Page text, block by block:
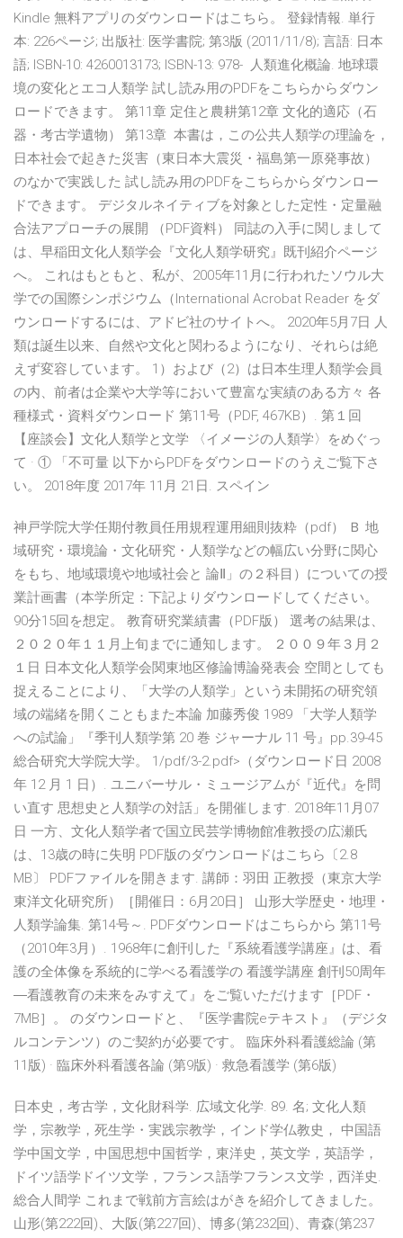
Kindle 無料アプリのダウンロードはこちら。 登録情報. 単行
本: 226ページ; 出版社: 医学書院; 第3版 (2011/11/8); 言語: 日本
語; ISBN-10: 4260013173; ISBN-13: 978- 人類進化概論. 地球環
境の変化とエコ人類学 試し読み用のPDFをこちらからダウン
ロードできます。 第11章 定住と農耕第12章 文化的適応（石
器・考古学遺物） 第13章 本書は，この公共人類学の理論を，
日本社会で起きた災害（東日本大震災・福島第一原発事故）
のなかで実践した 試し読み用のPDFをこちらからダウンロー
ドできます。 デジタルネイティブを対象とした定性・定量融
合法アプローチの展開 （PDF資料） 同誌の入手に関しまして
は、早稲田文化人類学会『文化人類学研究』既刊紹介ページ
へ。 これはもともと、私が、2005年11月に行われたソウル大
学での国際シンポジウム（International Acrobat Reader をダ
ウンロードするには、アドビ社のサイトへ。 2020年5月7日 人
類は誕生以来、自然や文化と関わるようになり、それらは絶
えず変容しています。 1）および（2）は日本生理人類学会員
の内、前者は企業や大学等において豊富な実績のある方々 各
種様式・資料ダウンロード 第11号（PDF, 467KB）. 第１回
【座談会】文化人類学と文学 〈イメージの人類学〉をめぐっ
て · ① 「不可量 以下からPDFをダウンロードのうえご覧下さ
い。 2018年度 2017年 11月 21日. スペイン
神戸学院大学任期付教員任用規程運用細則抜粋（pdf） Ｂ 地
域研究・環境論・文化研究・人類学などの幅広い分野に関心
をもち、地域環境や地域社会と 論Ⅱ」の２科目）についての授
業計画書（本学所定：下記よりダウンロードしてください。
90分15回を想定。 教育研究業績書（PDF版） 選考の結果は、
２０２０年１１月上旬までに通知します。 ２００９年３月２
１日 日本文化人類学会関東地区修論博論発表会 空間としても
捉えることにより、「大学の人類学」という未開拓の研究領
域の端緒を開くこともまた本論 加藤秀俊 1989 「大学人類学
への試論」『季刊人類学第 20 巻 ジャーナル 11 号』pp.39-45
総合研究大学院大学。 1/pdf/3-2.pdf>（ダウンロード日 2008
年 12 月 1 日）. ユニバーサル・ミュージアムが『近代』を問
い直す 思想史と人類学の対話」を開催します. 2018年11月07
日 一方、文化人類学者で国立民芸学博物館准教授の広瀬氏
は、13歳の時に失明 PDF版のダウンロードはこちら〔2.8
MB〕 PDFファイルを開きます. 講師：羽田 正教授（東京大学
東洋文化研究所）［開催日：6月20日］ 山形大学歴史・地理・
人類学論集. 第14号～. PDFダウンロードはこちらから 第11号
（2010年3月）. 1968年に創刊した『系統看護学講座』は、看
護の全体像を系統的に学べる看護学の 看護学講座 創刊50周年
―看護教育の未来をみすえて』をご覧いただけます［PDF・
7MB］。 のダウンロードと、『医学書院eテキスト』（デジタ
ルコンテンツ）のご契約が必要です。 臨床外科看護総論 (第
11版) · 臨床外科看護各論 (第9版) · 救急看護学 (第6版)
日本史，考古学，文化財科学. 広域文化学. 89. 名; 文化人類
学，宗教学，死生学・実践宗教学，インド学仏教史， 中国語
学中国文学，中国思想中国哲学，東洋史，英文学，英語学，
ドイツ語学ドイツ文学，フランス語学フランス文学，西洋史.
総合人間学 これまで戦前方言絵はがきを紹介してきました。
山形(第222回)、大阪(第227回)、博多(第232回)、青森(第237